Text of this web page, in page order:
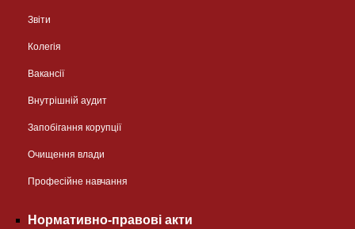
Звіти
Колегія
Вакансії
Внутрішній аудит
Запобігання корупції
Очищення влади
Професійне навчання
Нормативно-правові акти